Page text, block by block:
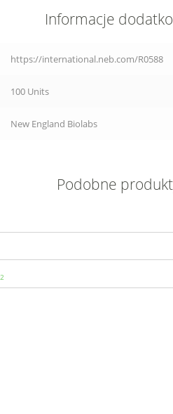
Informacje
https://international.neb.com/R0588
100 Units
New England Biolabs
Podobne